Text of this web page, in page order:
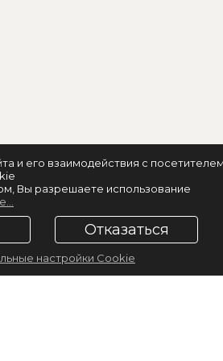
и его взаимодействия с
Вы разрешаете использование
Отказаться
настройки Cookie